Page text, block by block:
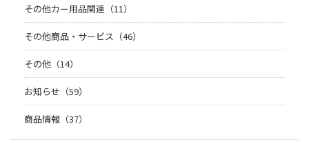
その他カー用品関連（11）
その他商品・サービス（46）
その他（14）
お知らせ（59）
商品情報（37）